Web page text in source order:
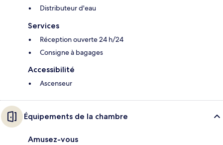
Distributeur d'eau
Services
Réception ouverte 24 h/24
Consigne à bagages
Accessibilité
Ascenseur
Équipements de la chambre
Amusez-vous